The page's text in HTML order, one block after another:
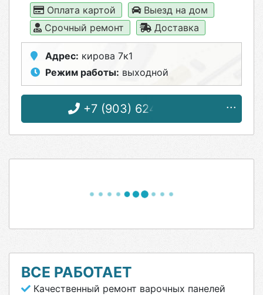
Оплата картой
Выезд на дом
Срочный ремонт
Доставка
Адрес: кирова 7к1
Режим работы: выходной
+7 (903) 624-49-01
ВСЕ РАБОТАЕТ
Качественный ремонт варочных панелей